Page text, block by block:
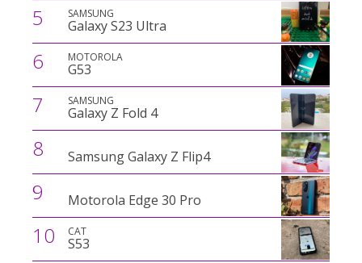
5 SAMSUNG
Galaxy S23 Ultra
6 MOTOROLA
G53
7 SAMSUNG
Galaxy Z Fold 4
8 Samsung Galaxy Z Flip4
9 Motorola Edge 30 Pro
10 CAT
S53